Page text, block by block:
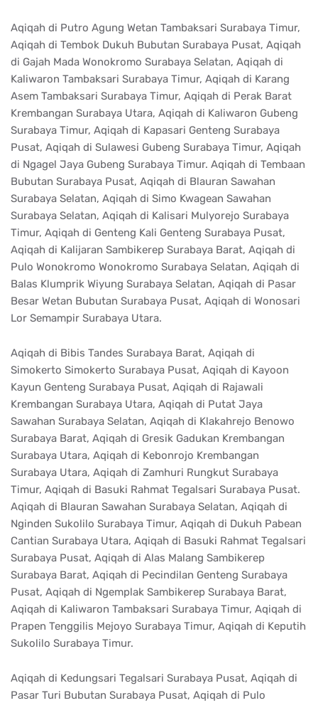
Aqiqah di Putro Agung Wetan Tambaksari Surabaya Timur,
Aqiqah di Tembok Dukuh Bubutan Surabaya Pusat, Aqiqah
di Gajah Mada Wonokromo Surabaya Selatan, Aqiqah di
Kaliwaron Tambaksari Surabaya Timur, Aqiqah di Karang
Asem Tambaksari Surabaya Timur, Aqiqah di Perak Barat
Krembangan Surabaya Utara, Aqiqah di Kaliwaron Gubeng
Surabaya Timur, Aqiqah di Kapasari Genteng Surabaya
Pusat, Aqiqah di Sulawesi Gubeng Surabaya Timur, Aqiqah
di Ngagel Jaya Gubeng Surabaya Timur. Aqiqah di Tembaan
Bubutan Surabaya Pusat, Aqiqah di Blauran Sawahan
Surabaya Selatan, Aqiqah di Simo Kwagean Sawahan
Surabaya Selatan, Aqiqah di Kalisari Mulyorejo Surabaya
Timur, Aqiqah di Genteng Kali Genteng Surabaya Pusat,
Aqiqah di Kalijaran Sambikerep Surabaya Barat, Aqiqah di
Pulo Wonokromo Wonokromo Surabaya Selatan, Aqiqah di
Balas Klumprik Wiyung Surabaya Selatan, Aqiqah di Pasar
Besar Wetan Bubutan Surabaya Pusat, Aqiqah di Wonosari
Lor Semampir Surabaya Utara.
Aqiqah di Bibis Tandes Surabaya Barat, Aqiqah di
Simokerto Simokerto Surabaya Pusat, Aqiqah di Kayoon
Kayun Genteng Surabaya Pusat, Aqiqah di Rajawali
Krembangan Surabaya Utara, Aqiqah di Putat Jaya
Sawahan Surabaya Selatan, Aqiqah di Klakahrejo Benowo
Surabaya Barat, Aqiqah di Gresik Gadukan Krembangan
Surabaya Utara, Aqiqah di Kebonrojo Krembangan
Surabaya Utara, Aqiqah di Zamhuri Rungkut Surabaya
Timur, Aqiqah di Basuki Rahmat Tegalsari Surabaya Pusat.
Aqiqah di Blauran Sawahan Surabaya Selatan, Aqiqah di
Nginden Sukolilo Surabaya Timur, Aqiqah di Dukuh Pabean
Cantian Surabaya Utara, Aqiqah di Basuki Rahmat Tegalsari
Surabaya Pusat, Aqiqah di Alas Malang Sambikerep
Surabaya Barat, Aqiqah di Pecindilan Genteng Surabaya
Pusat, Aqiqah di Ngemplak Sambikerep Surabaya Barat,
Aqiqah di Kaliwaron Tambaksari Surabaya Timur, Aqiqah di
Prapen Tenggilis Mejoyo Surabaya Timur, Aqiqah di Keputih
Sukolilo Surabaya Timur.
Aqiqah di Kedungsari Tegalsari Surabaya Pusat, Aqiqah di
Pasar Turi Bubutan Surabaya Pusat, Aqiqah di Pulo